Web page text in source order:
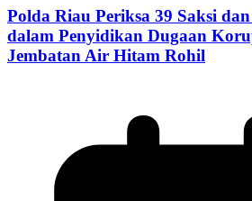
Polda Riau Periksa 39 Saksi
dalam Penyidikan Dugaan
Jembatan Air Hitam Rohil